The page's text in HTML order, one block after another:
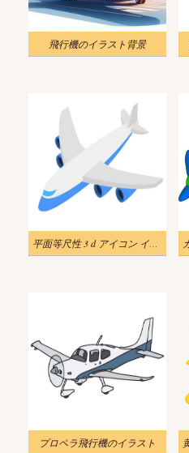
飛行機のイラスト背景
平面等尺性 3 d アイコン イラスト
プロペラ飛行機のイラスト